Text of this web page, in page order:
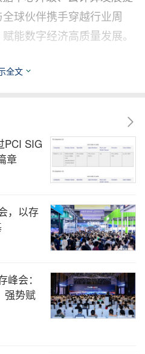
球伙伴携手穿越行业周
能数字经济高质量发展。
有限公司
通讯企业的经营动态、财报信
购消息。扫描二维码，立即订
子 电子组件 半导体
人工
全文
PCI SIG
章
，以存
会：
强势赋